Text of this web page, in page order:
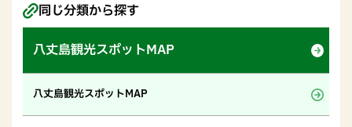
同じ分類から探す
八丈島観光スポットMAP
八丈島観光スポットMAP